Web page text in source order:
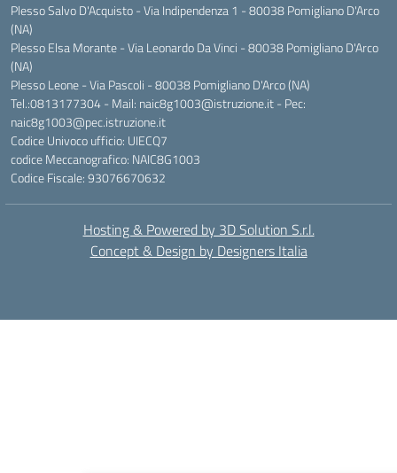
Plesso Salvo D'Acquisto - Via Indipendenza 1 - 80038 Pomigliano D'Arco
(NA)
Plesso Elsa Morante - Via Leonardo Da Vinci - 80038 Pomigliano D'Arco
(NA)
Plesso Leone - Via Pascoli - 80038 Pomigliano D'Arco (NA)
Tel.:0813177304 - Mail: naic8g1003@istruzione.it - Pec:
naic8g1003@pec.istruzione.it
Codice Univoco ufficio: UIECQ7
codice Meccanografico: NAIC8G1003
Codice Fiscale: 93076670632
Hosting & Powered by 3D Solution S.r.l.
Concept & Design by Designers Italia